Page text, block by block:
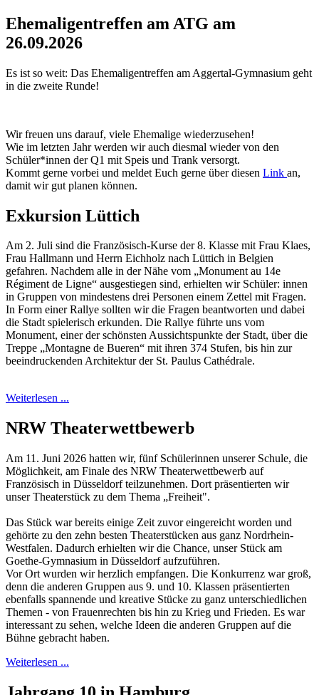
Ehemaligentreffen am ATG am
26.09.2026
Es ist so weit: Das Ehemaligentreffen am Aggertal-Gymnasium geht
in die zweite Runde!
Wir freuen uns darauf, viele Ehemalige wiederzusehen!
Wie im letzten Jahr werden wir auch diesmal wieder von den
Schüler*innen der Q1 mit Speis und Trank versorgt.
Kommt gerne vorbei und meldet Euch gerne über diesen Link an,
damit wir gut planen können.
Exkursion Lüttich
Am 2. Juli sind die Französisch-Kurse der 8. Klasse mit Frau Klaes,
Frau Hallmann und Herrn Eichholz nach Lüttich in Belgien
gefahren. Nachdem alle in der Nähe vom „Monument au 14e
Régiment de Ligne“ ausgestiegen sind, erhielten wir Schüler: innen
in Gruppen von mindestens drei Personen einem Zettel mit Fragen.
In Form einer Rallye sollten wir die Fragen beantworten und dabei
die Stadt spielerisch erkunden. Die Rallye führte uns vom
Monument, einer der schönsten Aussichtspunkte der Stadt, über die
Treppe „Montagne de Bueren“ mit ihren 374 Stufen, bis hin zur
beeindruckenden Architektur der St. Paulus Cathédrale.
Weiterlesen ...
NRW Theaterwettbewerb
Am 11. Juni 2026 hatten wir, fünf Schülerinnen unserer Schule, die
Möglichkeit, am Finale des NRW Theaterwettbewerb auf
Französisch in Düsseldorf teilzunehmen. Dort präsentierten wir
unser Theaterstück zu dem Thema „Freiheit".
Das Stück war bereits einige Zeit zuvor eingereicht worden und
gehörte zu den zehn besten Theaterstücken aus ganz Nordrhein-
Westfalen. Dadurch erhielten wir die Chance, unser Stück am
Goethe-Gymnasium in Düsseldorf aufzuführen.
Vor Ort wurden wir herzlich empfangen. Die Konkurrenz war groß,
denn die anderen Gruppen aus 9. und 10. Klassen präsentierten
ebenfalls spannende und kreative Stücke zu ganz unterschiedlichen
Themen - von Frauenrechten bis hin zu Krieg und Frieden. Es war
interessant zu sehen, welche Ideen die anderen Gruppen auf die
Bühne gebracht haben.
Weiterlesen ...